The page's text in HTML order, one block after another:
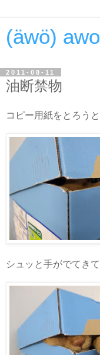
(äwö)
2011-08-11
油断禁物
コピー用紙をとろう
シュッと手がでてき